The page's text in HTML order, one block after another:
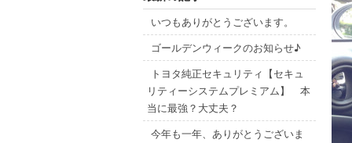
いつもありがとうございます。
ゴールデンウィークのお知らせ♪
トヨタ純正セキュリティ【セキュ
リティーシステムプレミアム】 本
当に最強？大丈夫？
今年も一年、ありがとうございま